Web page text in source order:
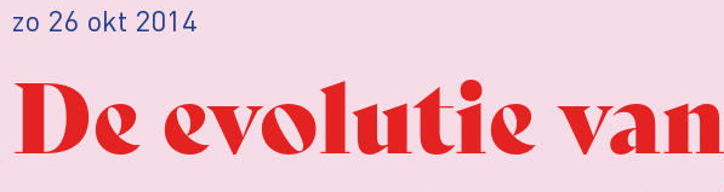
zo 26 okt 2014
De evolutie van